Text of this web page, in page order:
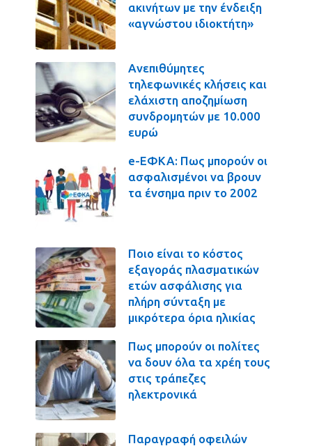
ακινήτων με την ένδειξη
«αγνώστου ιδιοκτήτη»
Ανεπιθύμητες
τηλεφωνικές κλήσεις και
ελάχιστη αποζημίωση
συνδρομητών με 10.000
ευρώ
e-ΕΦΚΑ: Πως μπορούν οι
ασφαλισμένοι να βρουν
τα ένσημα πριν το 2002
Ποιο είναι το κόστος
εξαγοράς πλασματικών
ετών ασφάλισης για
πλήρη σύνταξη με
μικρότερα όρια ηλικίας
Πως μπορούν οι πολίτες
να δουν όλα τα χρέη τους
στις τράπεζες
ηλεκτρονικά
Παραγραφή οφειλών